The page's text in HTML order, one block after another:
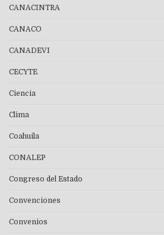
CANACINTRA
CANACO
CANADEVI
CECYTE
Ciencia
Clima
Coahuila
CONALEP
Congreso del Estado
Convenciones
Convenios